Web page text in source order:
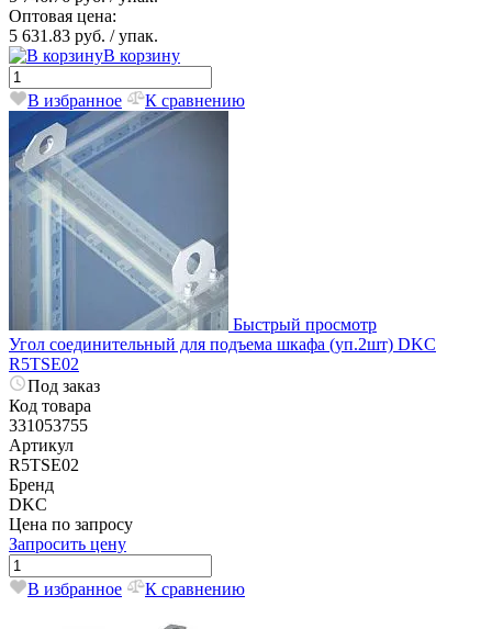
Оптовая цена:
5 631.83 руб. / упак.
В корзину
В избранное К сравнению
Быстрый просмотр
Угол соединительный для подъема шкафа (уп.2шт) DKC
R5TSE02
Под заказ
Код товара
331053755
Артикул
R5TSE02
Бренд
DKC
Цена по запросу
Запросить цену
В избранное К сравнению